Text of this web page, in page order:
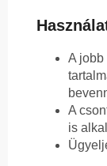
A jobb
A
is